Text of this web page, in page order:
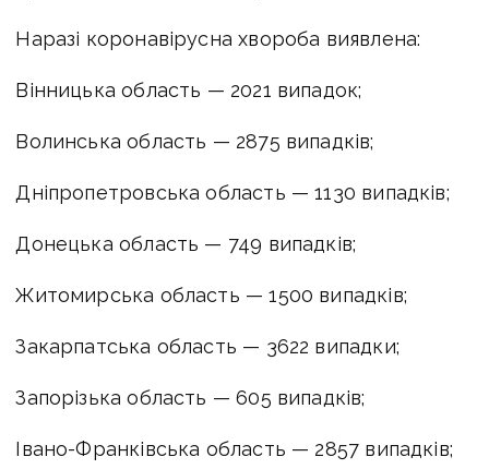
Наразі коронавірусна хвороба виявлена:
Вінницька область — 2021 випадок;
Волинська область — 2875 випадків;
Дніпропетровська область — 1130 випадків;
Донецька область — 749 випадків;
Житомирська область — 1500 випадків;
Закарпатська область — 3622 випадки;
Запорізька область — 605 випадків;
Івано-Франківська область — 2857 випадків;